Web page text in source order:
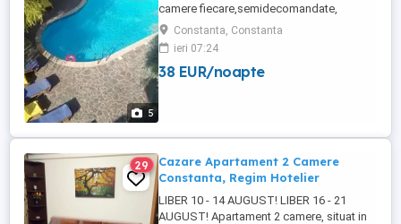
5
camere fiecare,semidecomandate,
capacitate 4 persoane fiecare, in
Complexul Teilor, dotat cu piscină, loc de
parcare, foișor de cafea, loc pentru grătar
la prețul de 200 lei ,pe noapte luna Iunie
Constanta, Constanta
ieri 07:24
38 EUR/noapte
29
Cazare Apartament 2 Camere
Constanta, Regim Hotelier
LIBER 10 - 14 AUGUST! LIBER 16 - 21
AUGUST! Apartament 2 camere, situat in